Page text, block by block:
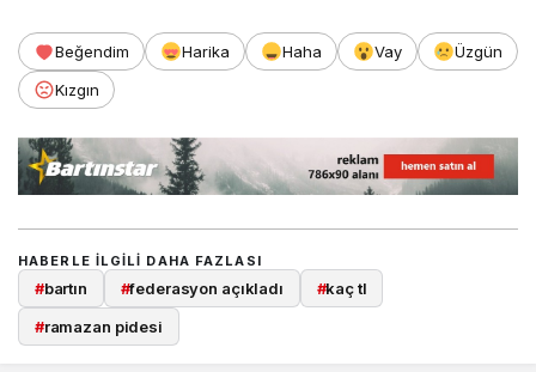
Beğendim Harika Haha Vay
Üzgün
Kızgın
HABERLE ILGILI DAHA FAZLASI
#bartın #federasyon açıkladı #kaç tl
#ramazan pidesi